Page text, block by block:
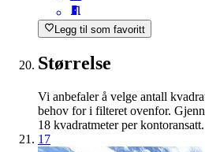
Legg til som favoritt
Størrelse
Vi anbefaler å velge antall
behov for i filteret ovenfor.
18 kvadratmeter per kontoransatt.
17